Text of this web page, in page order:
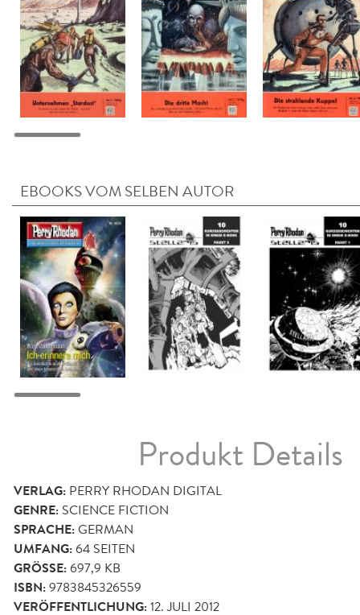
EBOOKS VOM SELBEN AUTOR
Produkt Details
VERLAG: PERRY RHODAN DIGITAL
GENRE: SCIENCE FICTION
SPRACHE:GERMAN
UMFANG:64 SEITEN
GRÖSSE: 697,9 KB
ISBN:9783845326559
VERÖFFENTLICHUNG:12. JULI 2012